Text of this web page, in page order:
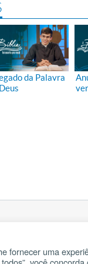
da Palavra
fornecer uma